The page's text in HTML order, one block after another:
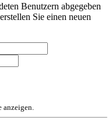
Benutzern abgegeben
Sie einen neuen